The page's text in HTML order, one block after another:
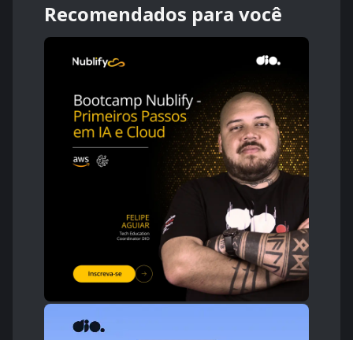
Recomendados para você